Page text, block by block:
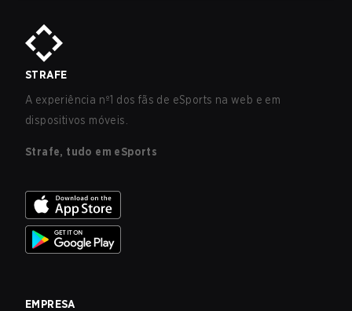
STRAFE
A experiência nº1 dos fãs de eSports na web e em
dispositivos móveis.
Strafe, tudo em eSports
EMPRESA